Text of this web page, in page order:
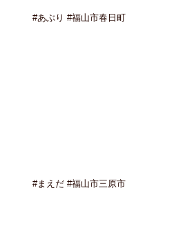
#あぶり #福山市春日町
#まえだ #福山市三原市